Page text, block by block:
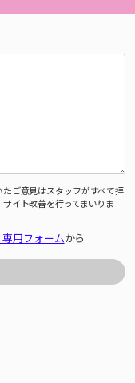
ご意見はスタッフがすべて拝
イト改善を行ってまいりま
用フォームから